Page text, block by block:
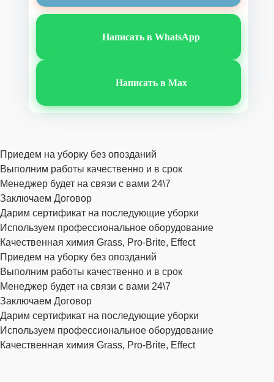
Написать в WhatsApp
Написать в Max
Приедем на уборку без опозданий
Выполним работы качественно и в срок
Менеджер будет на связи с вами 24\7
Заключаем Договор
Дарим сертификат на последующие уборки
Используем профессиональное оборудование
Качественная химия Grass, Pro-Brite, Effect
Приедем на уборку без опозданий
Выполним работы качественно и в срок
Менеджер будет на связи с вами 24\7
Заключаем Договор
Дарим сертификат на последующие уборки
Используем профессиональное оборудование
Качественная химия Grass, Pro-Brite, Effect